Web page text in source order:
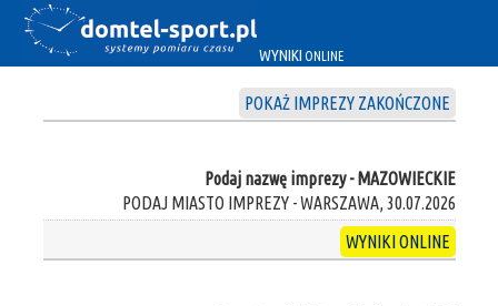
WYNIKI ONLINE
POKAŻ IMPREZY ZAKOŃCZONE
Podaj nazwę imprezy - MAZOWIECKIE
PODAJ MIASTO IMPREZY - WARSZAWA, 30.07.2026
WYNIKI ONLINE